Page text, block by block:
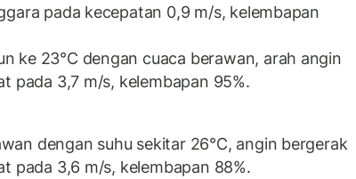
pada kecepatan 0,9 m/s, kelembapan
ke 23°C dengan cuaca berawan, arah angin
pada 3,7 m/s, kelembapan 95%.
dengan suhu sekitar 26°C, angin bergerak
pada 3,6 m/s, kelembapan 88%.